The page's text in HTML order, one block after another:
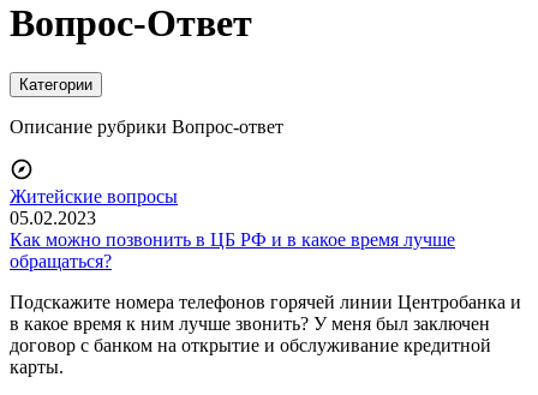
Вопрос-Ответ
Категории
Описание рубрики Вопрос-ответ
Житейские вопросы
05.02.2023
Как можно позвонить в ЦБ РФ и в какое время лучше
обращаться?
Подскажите номера телефонов горячей линии Центробанка и
в какое время к ним лучше звонить? У меня был заключен
договор с банком на открытие и обслуживание кредитной
карты.